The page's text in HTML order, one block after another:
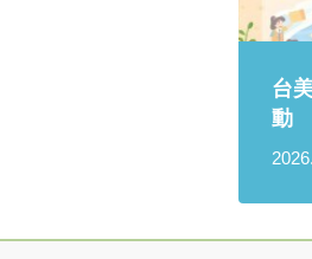
台
動